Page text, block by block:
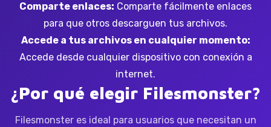
Comparte enlaces: Comparte fácilmente enlaces
para que otros descarguen tus archivos.
Accede a tus archivos en cualquier momento:
Accede desde cualquier dispositivo con conexión a
internet.
¿Por qué elegir Filesmonster?
Filesmonster es ideal para usuarios que necesitan un